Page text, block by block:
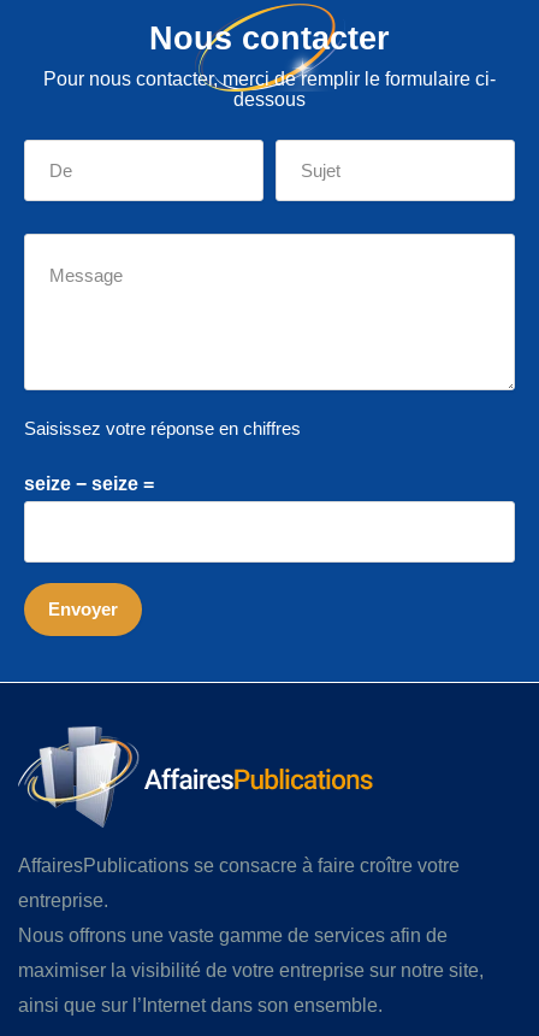
Nous contacter
Pour nous contacter, merci de remplir le formulaire ci-
dessous
Saisissez votre réponse en chiffres
seize − seize =
AffairesPublications se consacre à faire croître votre
entreprise.
Nous offrons une vaste gamme de services afin de
maximiser la visibilité de votre entreprise sur notre site,
ainsi que sur l’Internet dans son ensemble.